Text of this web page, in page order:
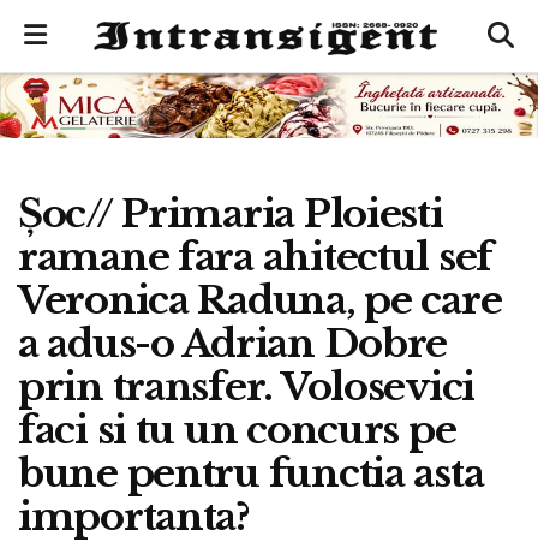
Șoc// Primaria Ploiesti
ramane fara ahitectul sef
Veronica Raduna, pe care
a adus-o Adrian Dobre
prin transfer. Volosevici
faci si tu un concurs pe
bune pentru functia asta
importanta?